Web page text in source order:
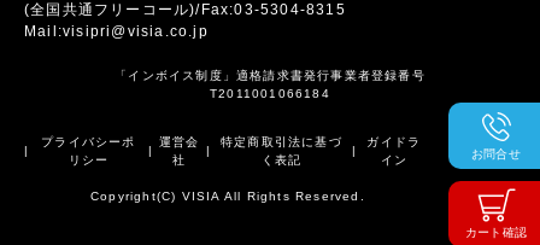
カート確認
お問合せ
(全国共通フリーコール)/Fax:03-5304-8315
Mail:visipri@visia.co.jp
「インボイス制度」適格請求書発行事業者登録番号
T2011001066184
|
プライバシーポ
リシー
|
運営会
社
|
特定商取引法に基づ
く表記
|
ガイドラ
イン
Copyright(C) VISIA All Rights Reserved.